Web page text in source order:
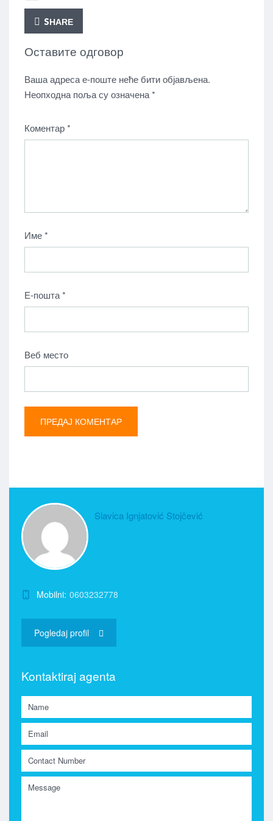
SHARE
Оставите одговор
Ваша адреса е-поште неће бити објављена.
Неопходна поља су означена*
Коментар*
Име*
Е-пошта*
Веб место
Slavica Ignjatović Stojčević
Mobilni: 0603232778
Pogledaj profil
Kontaktiraj agenta